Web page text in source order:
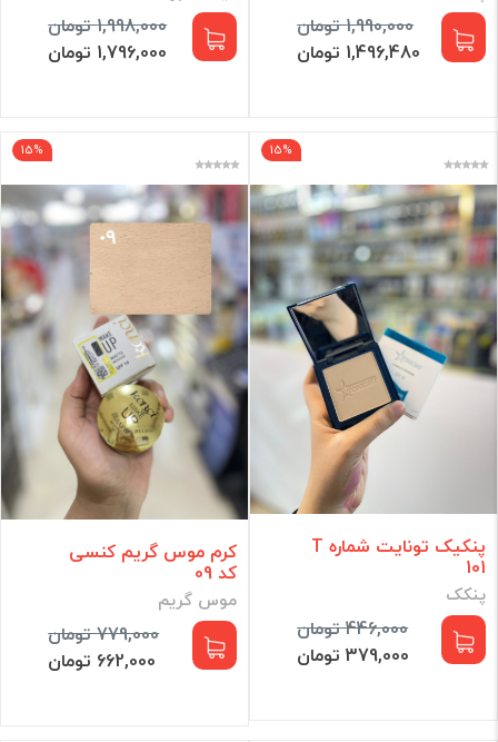
1,990,000 تومان
1,496,480 تومان
1,998,000 تومان
1,796,000 تومان
15%
پنکیک تونایت شماره T
101
پنکک
446,000 تومان
379,000 تومان
15%
کرم موس گریم کنسی
کد 09
موس گریم
779,000 تومان
662,000 تومان